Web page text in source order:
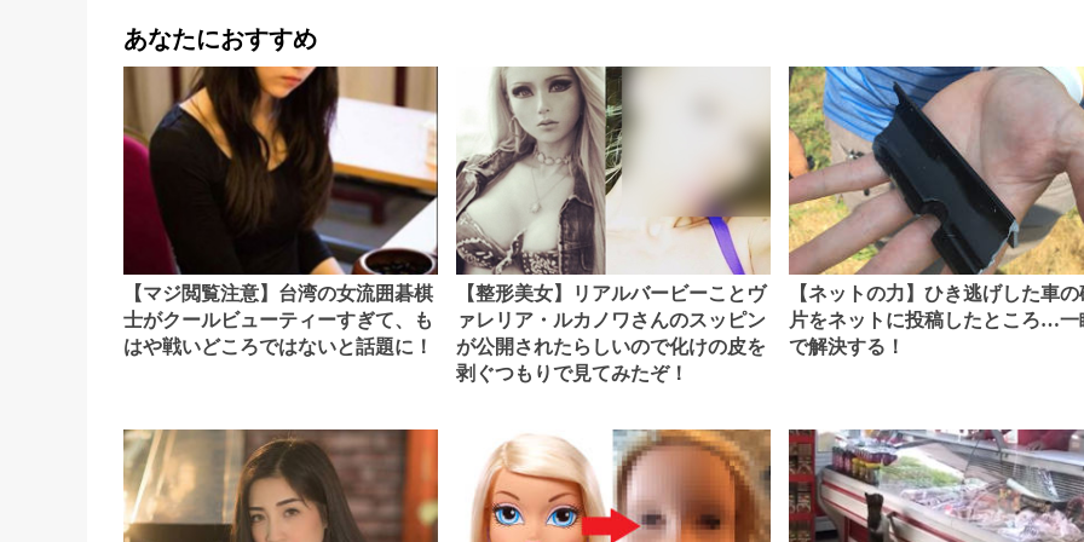
あなたにおすすめ
【マジ閲覧注意】台湾の女流囲碁棋
士がクールビューティーすぎて、も
はや戦いどころではないと話題に！
【整形美女】リアルバービーことヴ
ァレリア・ルカノワさんのスッピン
が公開されたらしいので化けの皮を
剥ぐつもりで見てみたぞ！
【ネットの力】ひき逃げした車の
片をネットに投稿したところ…一
で解決する！